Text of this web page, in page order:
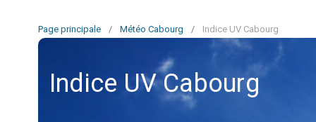
Page principale / Météo Cabourg / Indice UV Cabourg
Indice UV Cabourg